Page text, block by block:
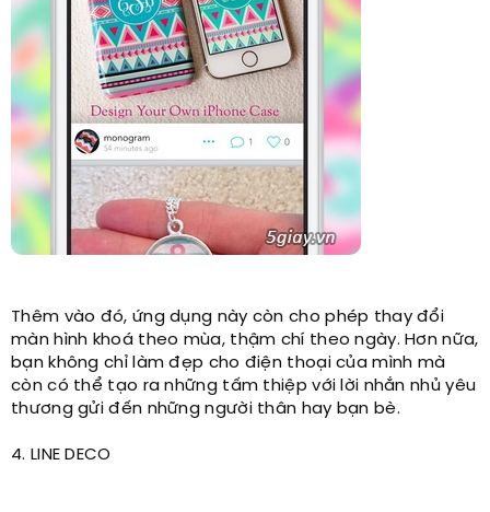
Thêm vào đó, ứng dụng này còn cho phép thay đổi
màn hình khoá theo mùa, thậm chí theo ngày. Hơn nữa,
bạn không chỉ làm đẹp cho điện thoại của mình mà
còn có thể tạo ra những tấm thiệp với lời nhắn nhủ yêu
thương gửi đến những người thân hay bạn bè.
4. LINE DECO